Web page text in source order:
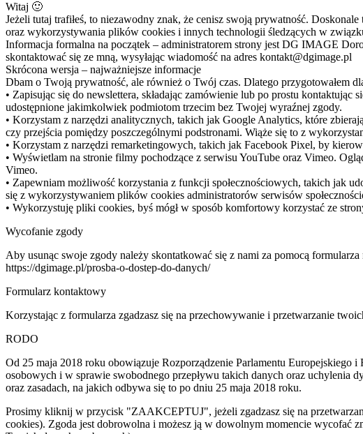
Witaj 🙂
Jeżeli tutaj trafiłeś, to niezawodny znak, że cenisz swoją prywatność.
oraz wykorzystywania plików cookies i innych technologii śledzących w
Informacja formalna na początek – administratorem strony jest DG IMAGE
skontaktować się ze mną, wysyłając wiadomość na adres kontakt@dgimage.pl
Skrócona wersja – najważniejsze informacje
Dbam o Twoją prywatność, ale również o Twój czas. Dlatego przygotowałem
• Zapisując się do newslettera, składając zamówienie lub po prostu
udostępnione jakimkolwiek podmiotom trzecim bez Twojej wyraźnej zgody.
• Korzystam z narzędzi analitycznych, takich jak Google Analytics, które
czy przejścia pomiędzy poszczególnymi podstronami. Wiąże się to z
• Korzystam z narzędzi remarketingowych, takich jak Facebook Pixel, by
• Wyświetlam na stronie filmy pochodzące z serwisu YouTube oraz Vimeo.
Vimeo.
• Zapewniam możliwość korzystania z funkcji społecznościowych, takich jak
się z wykorzystywaniem plików cookies administratorów serwisów
• Wykorzystuję pliki cookies, byś mógł w sposób komfortowy korzystać ze
Wycofanie zgody
Aby usunąc swoje zgody należy skontatkować się z nami za pomocą formularza
https://dgimage.pl/prosba-o-dostep-do-danych/
Formularz kontaktowy
Korzystając z formularza zgadzasz się na przechowywanie i przetwarzanie
RODO
Od 25 maja 2018 roku obowiązuje Rozporządzenie Parlamentu
osobowych i w sprawie swobodnego przepływu takich danych oraz
oraz zasadach, na jakich odbywa się to po dniu 25 maja 2018 roku.
Prosimy kliknij w przycisk "ZAAKCEPTUJ", jeżeli zgadzasz się na
cookies). Zgoda jest dobrowolna i możesz ją w dowolnym momencie wycofać